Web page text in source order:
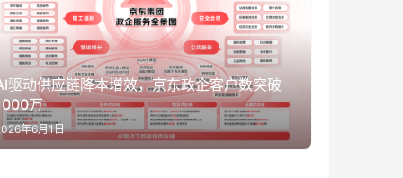
驱动供应链降本增效，京东政企客户数突破
万
年6月1日